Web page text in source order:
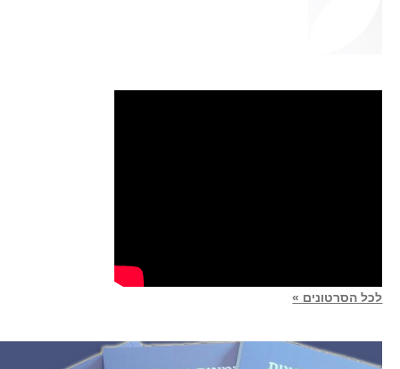
לכל הסרטונים »